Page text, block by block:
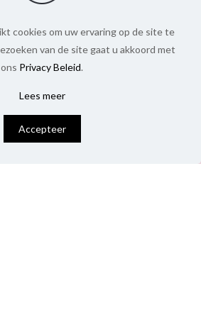
cookies om uw ervaring op de site te
van de site gaat u akkoord met
ons Privacy Beleid.
Lees meer
Accepteer